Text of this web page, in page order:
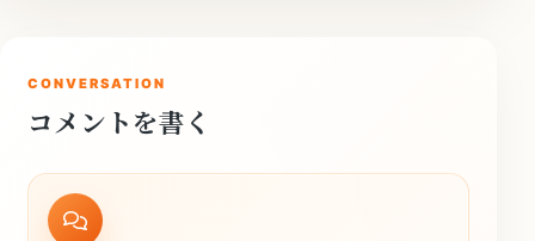
CONVERSATION
コメントを書く